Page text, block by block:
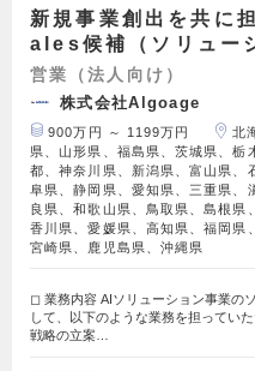
新規事業創出を共に
ales候補（ソリュー
営業（法人向け）
株式会社Algoage
900万円 ～ 1199万円
北
県、山形県、福島県、茨城県、栃
都、神奈川県、新潟県、富山県、
阜県、静岡県、愛知県、三重県、
良県、和歌山県、鳥取県、島根県
香川県、愛媛県、高知県、福岡県
宮崎県、鹿児島県、沖縄県
◻︎ 業務内容 AIソリューション事業の
して、以下のような業務を担ってい
戦略の立案…